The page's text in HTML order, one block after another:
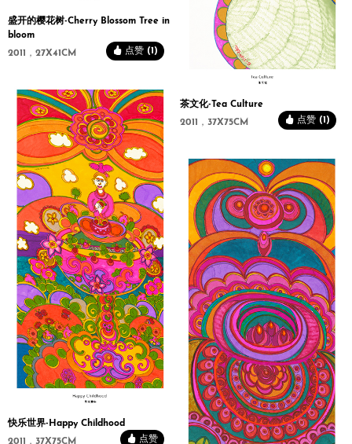
盛开的樱花树-Cherry Blossom Tree in
bloom
2011，27X41CM
点赞 (1)
茶文化-Tea Culture
2011，37X75CM
点赞 (1)
快乐世界-Happy Childhood
2011，37X75CM
点赞